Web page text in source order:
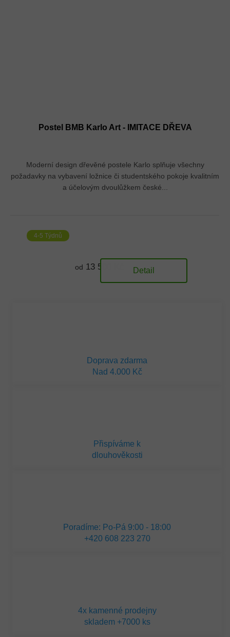
Postel BMB Karlo Art - IMITACE DŘEVA
Moderní design dřevěné postele Karlo splňuje všechny
požadavky na vybavení ložnice či studentského pokoje kvalitním
a účelovým dvoulůžkem české...
4-5 Týdnů
od 13 500 Kč Detail
Doprava zdarma
Nad 4.000 Kč
Přispíváme k
dlouhověkosti
Poradíme: Po-Pá 9:00 - 18:00
+420 608 223 270
4x kamenné prodejny
skladem +7000 ks